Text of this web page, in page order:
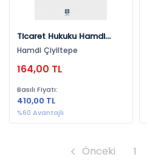
Kamu (4)
Sağlık Bilimleri (4)
Gümrük (3)
Ekonomi - İşletme (3)
Ticaret Hukuku Hamdi
Çiyiltepe
Hamdi Çiyiltepe
164,00 TL
Basılı Fiyatı:
410,00 TL
%60 Avantajlı
Önceki 1